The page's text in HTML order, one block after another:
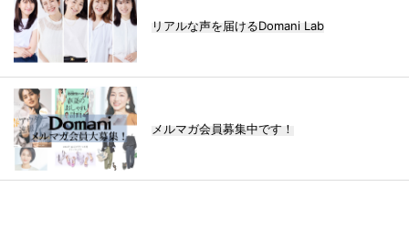
リアルな声を届けるDomani Lab
メルマガ会員募集中です！